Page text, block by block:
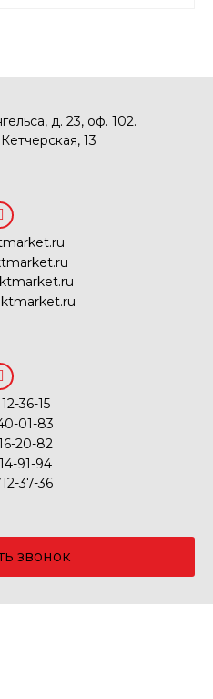
д. 23, оф. 102.
13
36-15
01-83
20-82
91-94
37-36
звонок